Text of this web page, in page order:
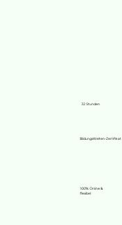
32 Stunden
BildungsWelten-Zertifikat
100% Online &
flexibel